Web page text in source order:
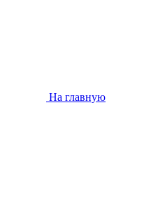
На главную